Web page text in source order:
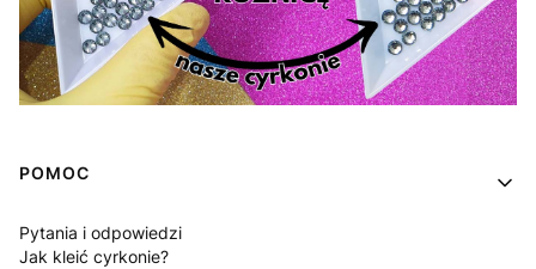
Linki w stopce
POMOC
Pytania i odpowiedzi
Jak kleić cyrkonie?